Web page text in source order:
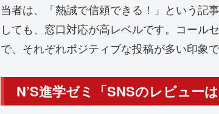
当者は、「熱誠で信頼できる！」という記
しても、窓口対応が高レベルです。コール
で、それぞれポジティブな投稿が多い印象で
N’S進学ゼミ「SNSのレビューは